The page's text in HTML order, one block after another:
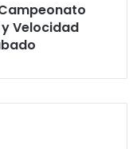
Velocidad